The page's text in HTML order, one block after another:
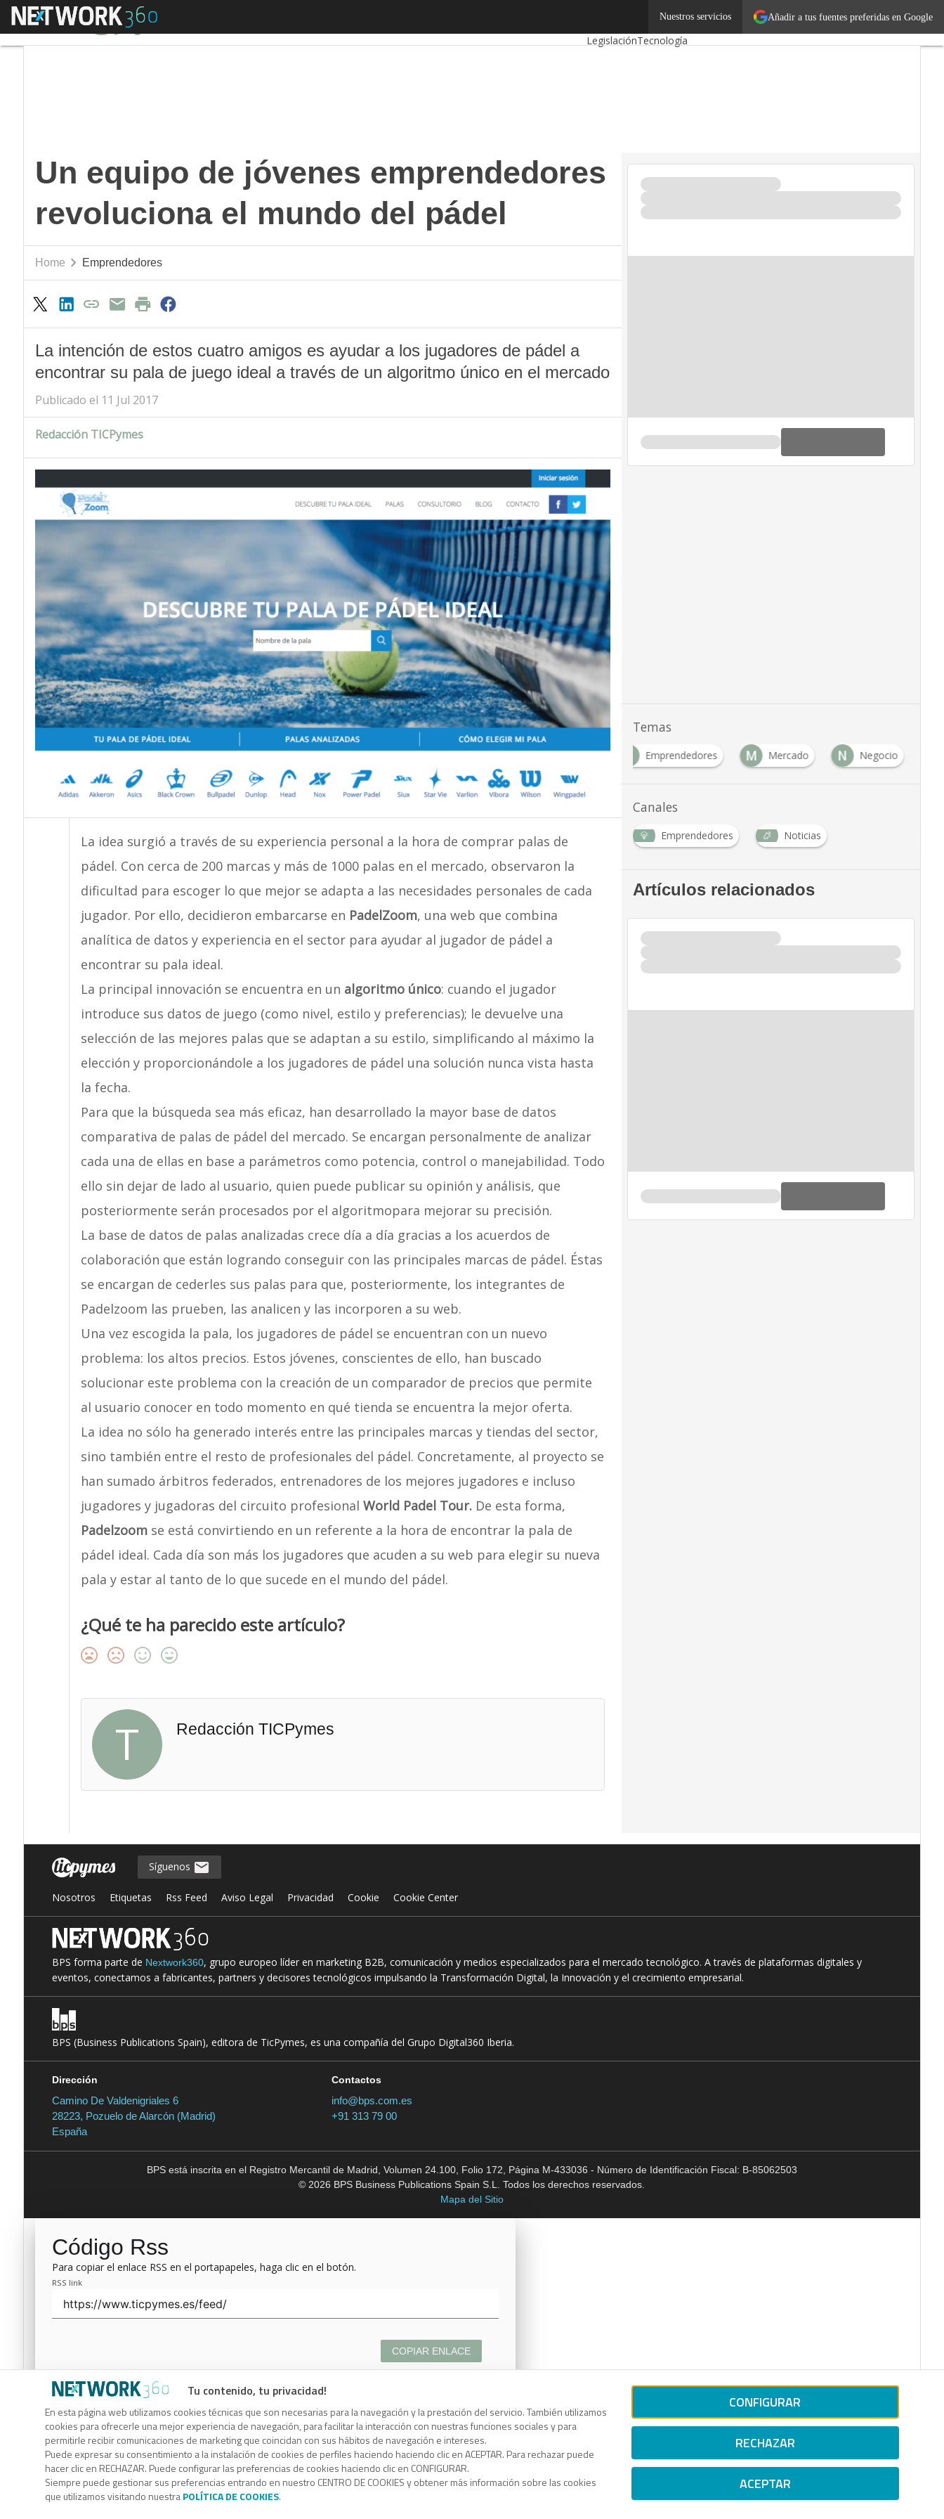
Añadir a tus fuentes preferidas en Google
Nuestros servicios
Menú
Emprendedores
LegislaciónTecnología
Un equipo de jóvenes emprendedores
revoluciona el mundo del pádel
Home Emprendedores
La intención de estos cuatro amigos es ayudar a los jugadores de pádel a
encontrar su pala de juego ideal a través de un algoritmo único en el mercado
Publicado el 11 Jul 2017
Redacción TICPymes
La idea surgió a través de su experiencia personal a la hora de comprar palas de
pádel. Con cerca de 200 marcas y más de 1000 palas en el mercado, observaron la
dificultad para escoger lo que mejor se adapta a las necesidades personales de cada
jugador. Por ello, decidieron embarcarse en PadelZoom, una web que combina
analítica de datos y experiencia en el sector para ayudar al jugador de pádel a
encontrar su pala ideal.
La principal innovación se encuentra en un algoritmo único: cuando el jugador
introduce sus datos de juego (como nivel, estilo y preferencias); le devuelve una
selección de las mejores palas que se adaptan a su estilo, simplificando al máximo la
elección y proporcionándole a los jugadores de pádel una solución nunca vista hasta
la fecha.
Para que la búsqueda sea más eficaz, han desarrollado la mayor base de datos
comparativa de palas de pádel del mercado. Se encargan personalmente de analizar
cada una de ellas en base a parámetros como potencia, control o manejabilidad. Todo
ello sin dejar de lado al usuario, quien puede publicar su opinión y análisis, que
posteriormente serán procesados por el algoritmopara mejorar su precisión.
La base de datos de palas analizadas crece día a día gracias a los acuerdos de
colaboración que están logrando conseguir con las principales marcas de pádel. Éstas
se encargan de cederles sus palas para que, posteriormente, los integrantes de
Padelzoom las prueben, las analicen y las incorporen a su web.
Una vez escogida la pala, los jugadores de pádel se encuentran con un nuevo
problema: los altos precios. Estos jóvenes, conscientes de ello, han buscado
solucionar este problema con la creación de un comparador de precios que permite
al usuario conocer en todo momento en qué tienda se encuentra la mejor oferta.
La idea no sólo ha generado interés entre las principales marcas y tiendas del sector,
sino también entre el resto de profesionales del pádel. Concretamente, al proyecto se
han sumado árbitros federados, entrenadores de los mejores jugadores e incluso
jugadores y jugadoras del circuito profesional World Padel Tour. De esta forma,
Padelzoom se está convirtiendo en un referente a la hora de encontrar la pala de
pádel ideal. Cada día son más los jugadores que acuden a su web para elegir su nueva
pala y estar al tanto de lo que sucede en el mundo del pádel.
¿Qué te ha parecido este artículo?
T Redacción TICPymes
Temas
Emprendedores M Mercado N Negocio
Canales
Emprendedores Noticias
Artículos relacionados
Tu contenido, tu privacidad!
En esta página web utilizamos cookies técnicas que son necesarias para la navegación y la prestación del servicio. También utilizamos
cookies para ofrecerle una mejor experiencia de navegación, para facilitar la interacción con nuestras funciones sociales y para
permitirle recibir comunicaciones de marketing que coincidan con sus hábitos de navegación e intereses.
Puede expresar su consentimiento a la instalación de cookies de perfiles haciendo haciendo clic en ACEPTAR. Para rechazar puede
hacer clic en RECHAZAR. Puede configurar las preferencias de cookies haciendo clic en CONFIGURAR.
Siempre puede gestionar sus preferencias entrando en nuestro CENTRO DE COOKIES y obtener más información sobre las cookies
que utilizamos visitando nuestraPOLÍTICA DE COOKIES.
CONFIGURAR
RECHAZAR
ACEPTAR
Síguenos
Nosotros Etiquetas Rss Feed Aviso Legal Privacidad Cookie Cookie Center
BPS forma parte de Nextwork360, grupo europeo líder en marketing B2B, comunicación y medios especializados para el mercado tecnológico. A través de plataformas digitales y
eventos, conectamos a fabricantes, partners y decisores tecnológicos impulsando la Transformación Digital, la Innovación y el crecimiento empresarial.
BPS (Business Publications Spain), editora de TicPymes, es una compañía del Grupo Digital360 Iberia.
Dirección
Camino De Valdenigriales 6
28223, Pozuelo de Alarcón (Madrid)
España
Contactos
info@bps.com.es
+91 313 79 00
BPS está inscrita en el Registro Mercantil de Madrid, Volumen 24.100, Folio 172, Página M-433036 - Número de Identificación Fiscal: B-85062503
© 2026 BPS Business Publications Spain S.L. Todos los derechos reservados.
Mapa del Sitio
Código Rss
Para copiar el enlace RSS en el portapapeles, haga clic en el botón.
RSS link
COPIAR ENLACE
Código Rss
Para copiar el enlace RSS en el portapapeles, haga clic en el botón.